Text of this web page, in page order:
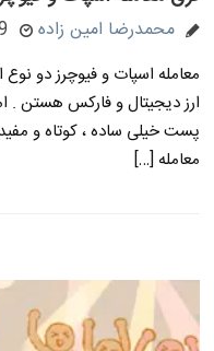
محمدرضا امین زاده
معامله اسپات و فیوچرز دو نوع
ارز دیجیتال و فارکس هستن .
پست خیلی ساده ، کوتاه و
معامله […]